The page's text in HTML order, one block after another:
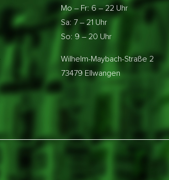
Mo – Fr: 6 – 22 Uhr
Sa: 7 – 21 Uhr
So: 9 – 20 Uhr
Wilhelm-Maybach-Straße 2
73479 Ellwangen